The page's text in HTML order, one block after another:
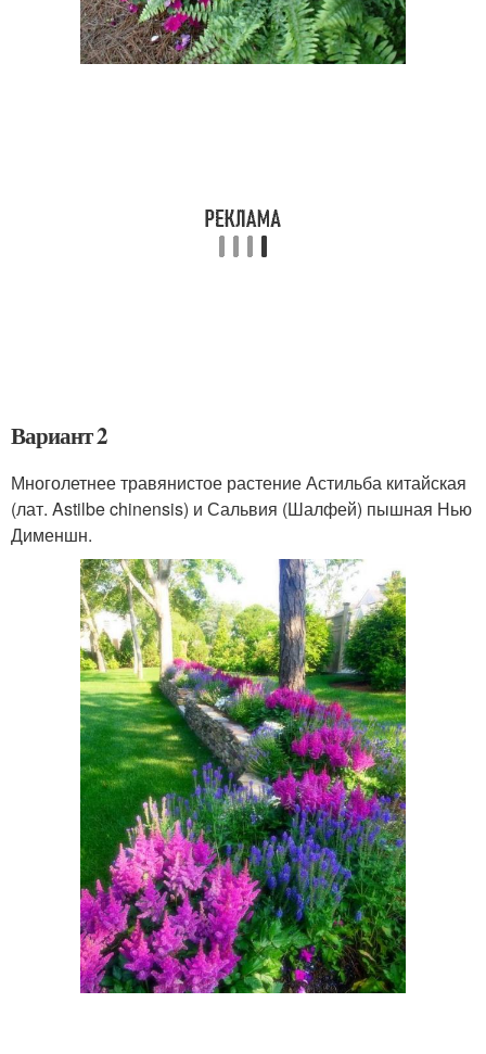
Вариант 2
Многолетнее травянистое растение Астильба китайская
(лат. Astilbe chinensis) и Сальвия (Шалфей) пышная Нью
Дименшн.